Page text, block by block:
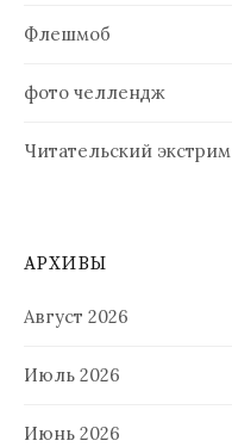
Флешмоб
фото челлендж
Читательский экстрим
АРХИВЫ
Август 2026
Июль 2026
Июнь 2026